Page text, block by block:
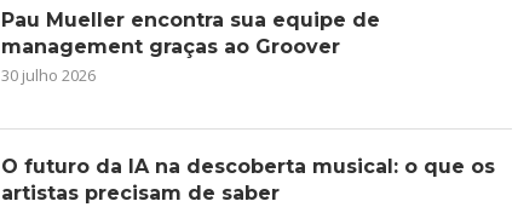
Pau Mueller encontra sua equipe de
management graças ao Groover
30 julho 2026
O futuro da IA na descoberta musical: o que os
artistas precisam de saber